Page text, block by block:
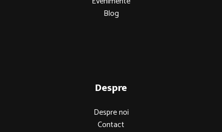
Blog
Despre
Despre noi
Contact